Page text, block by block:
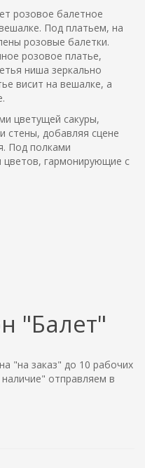
розовое балетное
Под платьем, на
розовые балетки.
розовое платье,
ниша зеркально
висит на вешалке, а
цветущей сакуры,
стены, добавляя сцене
Под полками
гармонирующие с
"Балет"
"на заказ" до 10 рабочих
отправляем в